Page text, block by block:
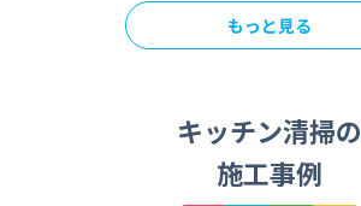
もっと見る
キッチン清掃の
施工事例